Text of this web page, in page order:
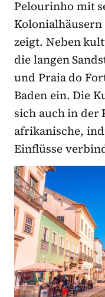
Pelourinho mit
zeigt. Neben
die langen
und Praia do
Baden ein. Die
sich auch in der
afrikanische,
Einflüsse